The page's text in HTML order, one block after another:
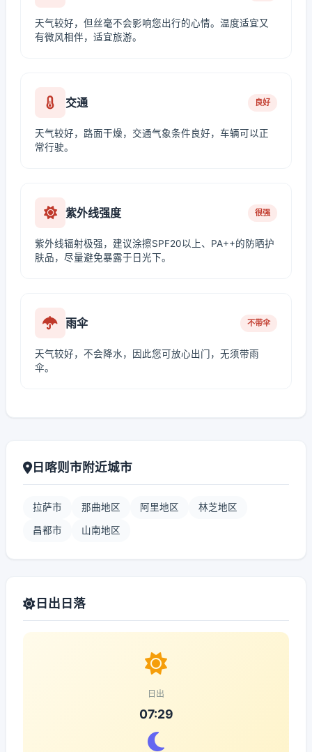
天气较好，但丝毫不会影响您出行的心情。温度适宜又
有微风相伴，适宜旅游。
交通 良好
天气较好，路面干燥，交通气象条件良好，车辆可以正
常行驶。
紫外线强度 很强
紫外线辐射极强，建议涂擦SPF20以上、PA++的防晒护
肤品，尽量避免暴露于日光下。
雨伞 不带伞
天气较好，不会降水，因此您可放心出门，无须带雨
伞。
日喀则市附近城市
拉萨市 那曲地区 阿里地区 林芝地区
昌都市 山南地区
日出日落
日出
07:29